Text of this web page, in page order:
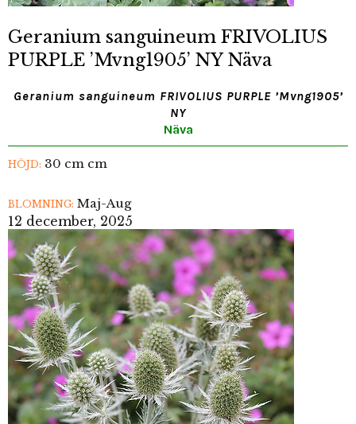
Geranium sanguineum FRIVOLIUS
PURPLE ’Mvng1905’ NY Näva
Geranium sanguineum FRIVOLIUS PURPLE ’Mvng1905’
NY
Näva
HÖJD: 30 cm cm
BLOMNING: Maj-Aug
12 december, 2025